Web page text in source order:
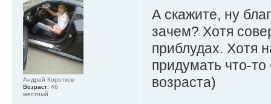
А скажите, ну
зачем? Хотя
приблудах. Хотя
придумать что-
возраста)
Андрей Коротков
Возраст: 46
местный